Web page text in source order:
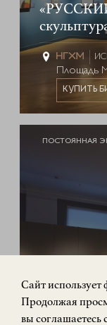
Площадь
КУПИТЬ
ПОСТОЯННАЯ
Cайт
Продолжая
вы соглашаетесь